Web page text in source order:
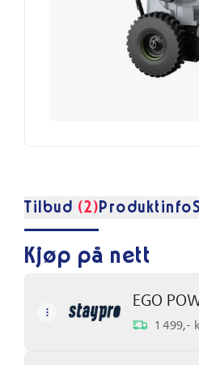
Tilbud (2) Produktinfo
Kjøp på nett
EGO
1 499,-